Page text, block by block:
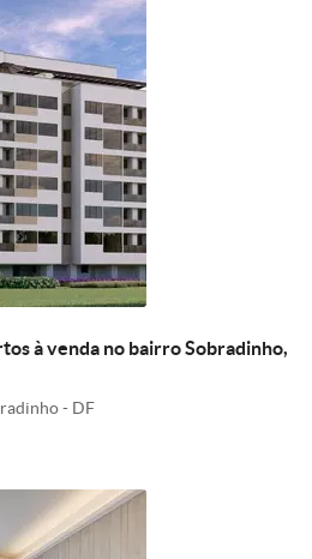
à venda no bairro Sobradinho,
- DF